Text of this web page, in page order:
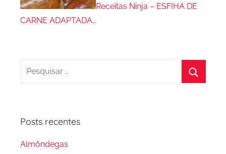
Receitas Ninja – ESFIHA DE
CARNE ADAPTADA…
Pesquisar
Posts recentes
Almôndegas